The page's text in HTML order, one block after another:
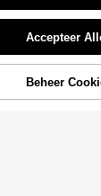
Accepteer
Beheer